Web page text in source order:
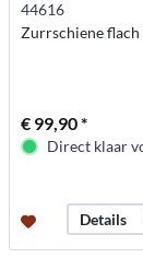
44616
Zurrschiene
€ 99,90 *
Direct klaar
Details